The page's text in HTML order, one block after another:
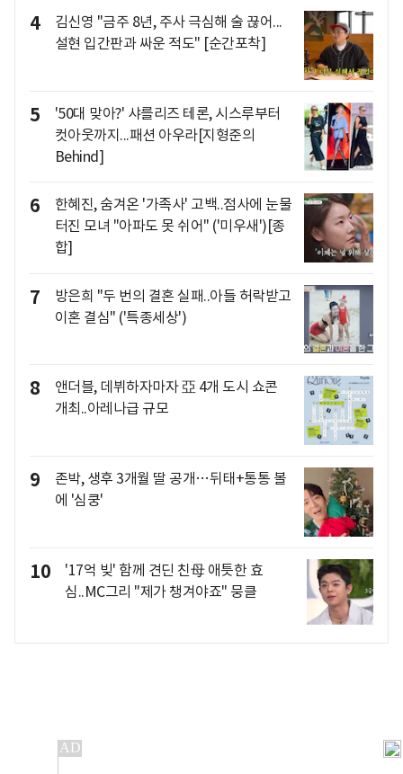
4
김신영 "금주 8년, 주사 극심해 술 끊어...
설현 입간판과 싸운 적도" [순간포착]
5
'50대 맞아?' 샤를리즈 테론, 시스루부터
컷아웃까지...패션 아우라[지형준의
Behind]
6
한혜진, 숨겨온 '가족사' 고백..점사에 눈물
터진 모녀 "아파도 못 쉬어" ('미우새')[종
합]
7
방은희 "두 번의 결혼 실패..아들 허락받고
이혼 결심" ('특종세상')
8
앤더블, 데뷔하자마자 亞 4개 도시 쇼콘
개최..아레나급 규모
9
존박, 생후 3개월 딸 공개…뒤태+통통 볼
에 '심쿵'
10
'17억 빚' 함께 견딘 친母 애틋한 효
심..MC그리 "제가 챙겨야죠" 뭉클